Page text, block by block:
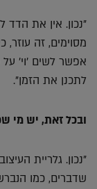
"נכון. אין את הדד
מסוימים, זה עוזר,
אפשר לשים 'וי' על
לתכנן את הזמן".
ובכל זאת, יש מי